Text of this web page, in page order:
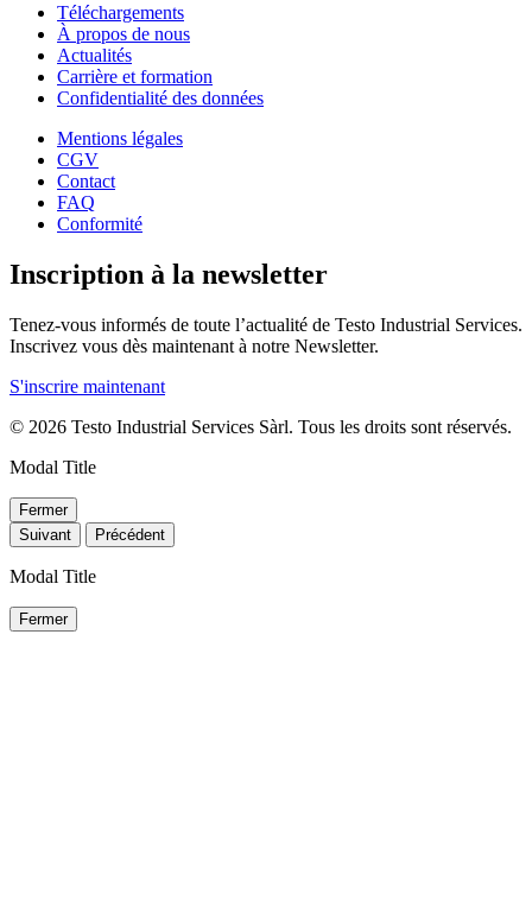
Téléchargements
À propos de nous
Actualités
Carrière et formation
Confidentialité des données
Mentions légales
CGV
Contact
FAQ
Conformité
Inscription à la newsletter
Tenez-vous informés de toute l’actualité de Testo Industrial Services.
Inscrivez vous dès maintenant à notre Newsletter.
S'inscrire maintenant
© 2026 Testo Industrial Services Sàrl. Tous les droits sont réservés.
Modal Title
Fermer
Suivant
Précédent
Modal Title
Fermer